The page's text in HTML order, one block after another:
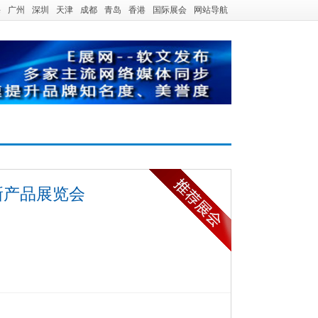
广州 深圳 天津 成都 青岛 香港 国际展会 网站导航
品展览会